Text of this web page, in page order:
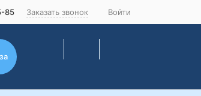
85 Заказать звонок Войти